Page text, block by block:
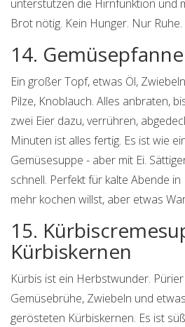
unterstützen die Hirnfunktion und
Brot nötig. Kein Hunger. Nur Ruhe.
14.
Ein großer Topf, etwas Öl,
Pilze, Knoblauch. Alles anbraten,
zwei Eier dazu, verrühren,
Minuten ist alles fertig. Es ist wie
Gemüsesuppe - aber mit Ei.
schnell. Perfekt für kalte Abende
mehr kochen willst, aber etwas
15.
Kürbiskernen
Kürbis ist ein Herbstwunder.
Gemüsebrühe, Zwiebeln und
gerösteten Kürbiskernen. Es ist